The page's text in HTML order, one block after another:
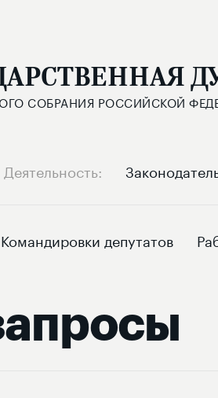
СОБРАНИЯ РОССИЙСКОЙ
Деятельность
Командировки депутатов